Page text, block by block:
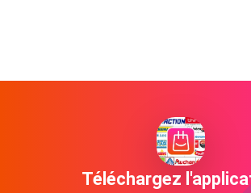
Téléchargez